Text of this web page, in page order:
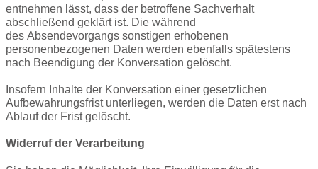
entnehmen lässt, dass der betroffene Sachverhalt
abschließend geklärt ist. Die während
des Absendevorgangs sonstigen erhobenen
personenbezogenen Daten werden ebenfalls spätestens
nach Beendigung der Konversation gelöscht.
Insofern Inhalte der Konversation einer gesetzlichen
Aufbewahrungsfrist unterliegen, werden die Daten erst nach
Ablauf der Frist gelöscht.
Widerruf der Verarbeitung